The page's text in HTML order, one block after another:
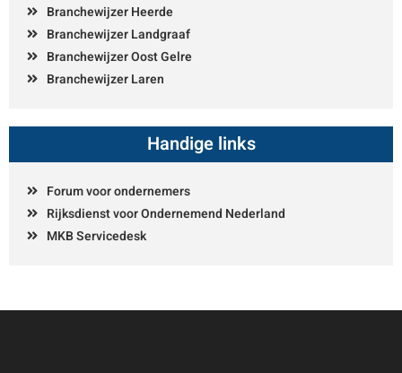
Branchewijzer Heerde
Branchewijzer Landgraaf
Branchewijzer Oost Gelre
Branchewijzer Laren
Handige links
Forum voor ondernemers
Rijksdienst voor Ondernemend Nederland
MKB Servicedesk